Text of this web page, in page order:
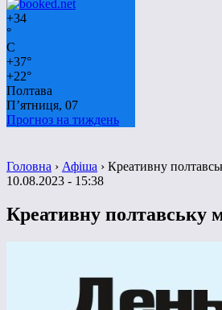
+34
°
C
+37°
+22°
Полтава
П’ятниця, 07
Прогноз на тиждень
Головна › Афіша › Креативну
10.08.2023 - 15:38
Креативну полтавську